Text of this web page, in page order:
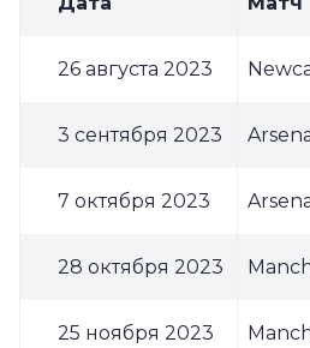
26 августа 2023
3 сентября 2023
7 октября 2023
28 октября 2023
25 ноября 2023